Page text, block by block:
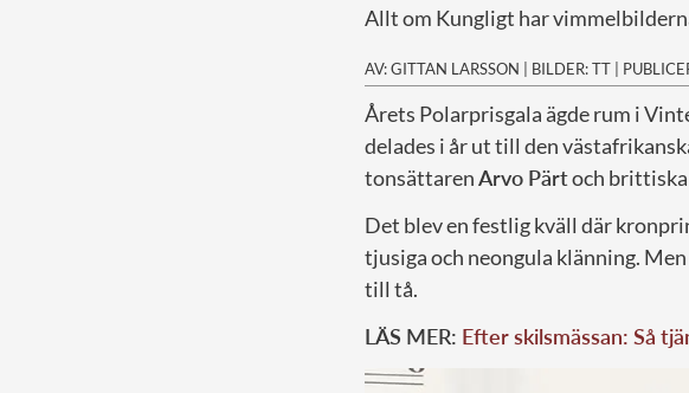
Allt om Kungligt har
AV: GITTAN LARSSON | BILDER: TT |
Årets Polarprisgala ägde rum i
delades i år ut till den
tonsättarenArvo Pärtoch
Det blev en festlig kväll där
tjusiga och neongula klänning.
till tå.
LÄS MER: Efter skilsmässan: Så